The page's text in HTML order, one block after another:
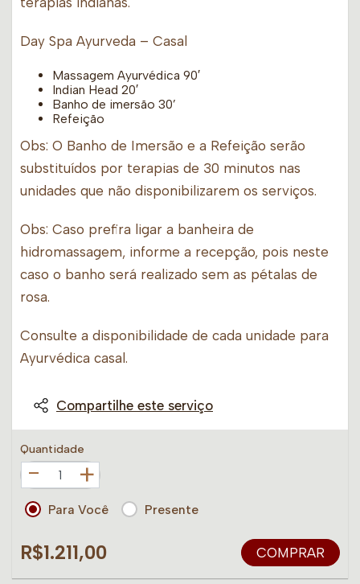
Day Spa Ayurveda – Casal
Massagem Ayurvédica 90′
Indian Head 20′
Banho de imersão 30’
Refeição
Obs: O Banho de Imersão e a Refeição serão
substituídos por terapias de 30 minutos nas
unidades que não disponibilizarem os serviços.
Obs: Caso prefira ligar a banheira de
hidromassagem, informe a recepção, pois neste
caso o banho será realizado sem as pétalas de
rosa.
Consulte a disponibilidade de cada unidade para
Ayurvédica casal.
Compartilhe este serviço
Quantidade
+
Para Você Presente
R$1.211,00 COMPRAR